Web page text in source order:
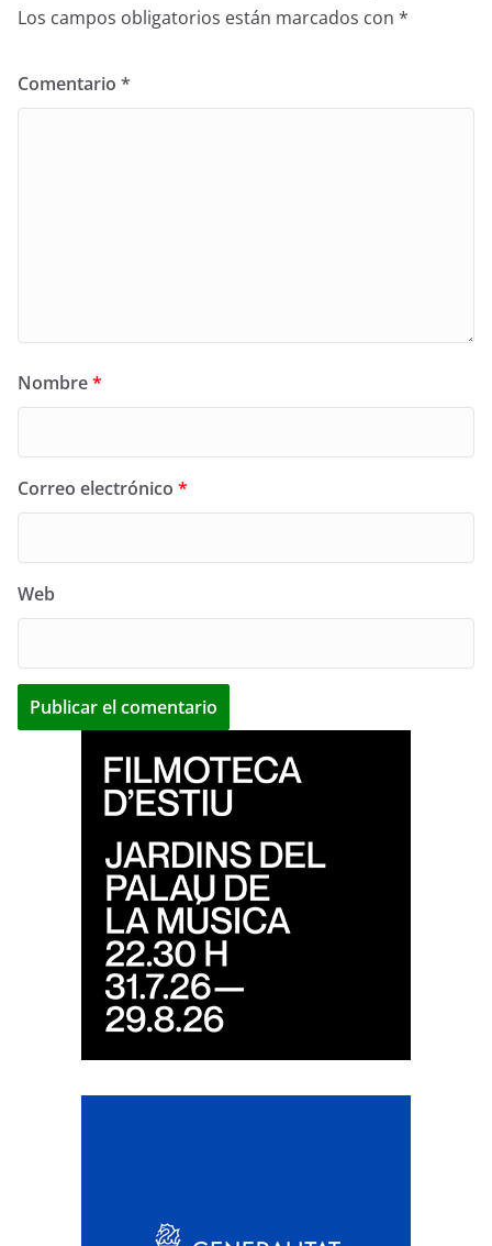
Los campos obligatorios están marcados con *
Comentario *
Nombre*
Correo electrónico *
Web